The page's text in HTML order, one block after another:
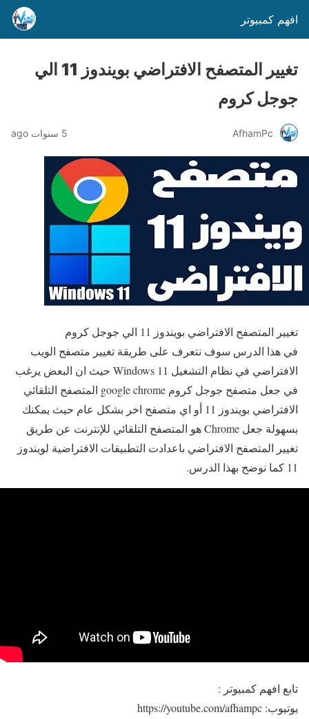
افهم كمبيوتر
تغيير المتصفح الافتراضي بويندوز 11 الي
جوجل كروم
AfhamPc 5 سنوات ago
تغيير المتصفح الافتراضي بويندوز 11 الي جوجل كروم
في هذا الدرس سوف نتعرف على طريقة تغيير متصفح الويب
الافتراضي في نظام التشغيل Windows 11 حيث ان البعض يرغب
في جعل متصفح جوجل كروم google chrome المتصفح التلقائي
الافتراضي بويندوز 11 أو اي متصفح اخر بشكل عام حيث يمكنك
بسهولة جعل Chrome هو المتصفح التلقائي للإنترنت عن طريق
تغيير المتصفح الافتراضي باعدادت التطبيقات الافتراضية لويندوز
11 كما نوضح بهذا الدرس.
تابع افهم كمبيوتر :
يوتيوب: https://youtube.com/afhampc